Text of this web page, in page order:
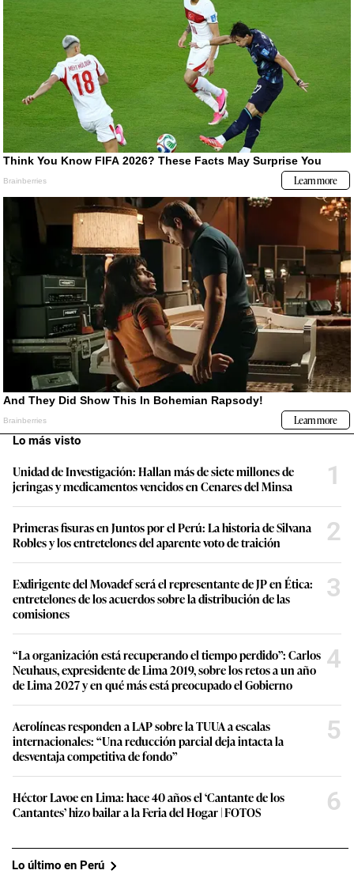
Lo más visto
Unidad de Investigación: Hallan más de siete millones de
jeringas y medicamentos vencidos en Cenares del Minsa
1
Primeras fisuras en Juntos por el Perú: La historia de Silvana
Robles y los entretelones del aparente voto de traición
2
Exdirigente del Movadef será el representante de JP en Ética:
entretelones de los acuerdos sobre la distribución de las
comisiones
3
“La organización está recuperando el tiempo perdido”: Carlos
Neuhaus, expresidente de Lima 2019, sobre los retos a un año
de Lima 2027 y en qué más está preocupado el Gobierno
4
Aerolíneas responden a LAP sobre la TUUA a escalas
internacionales: “Una reducción parcial deja intacta la
desventaja competitiva de fondo”
5
Héctor Lavoe en Lima: hace 40 años el ‘Cantante de los
Cantantes’ hizo bailar a la Feria del Hogar | FOTOS
6
Lo último en Perú